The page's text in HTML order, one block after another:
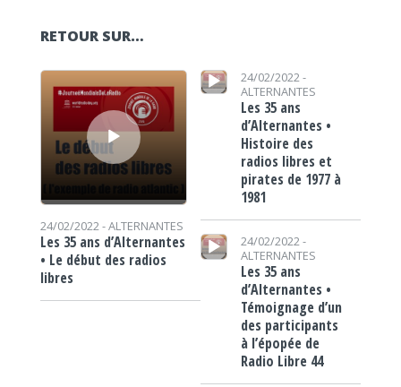
RETOUR SUR…
Lecteur audio
24/02/2022 -ALTERNANTES
Les 35 ans d’Alternantes
• Le début des radios
libres
Lecteur audio
24/02/2022 -
ALTERNANTES
Les 35 ans
d’Alternantes •
Histoire des
radios libres et
pirates de 1977 à
1981
Lecteur audio
24/02/2022 -
ALTERNANTES
Les 35 ans
d’Alternantes •
Témoignage d’un
des participants
à l’épopée de
Radio Libre 44